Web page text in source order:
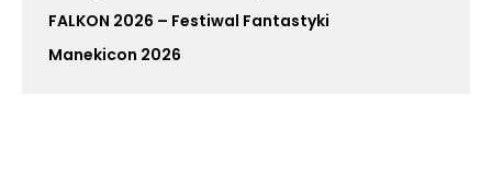
FALKON 2026 – Festiwal Fantastyki
Manekicon 2026